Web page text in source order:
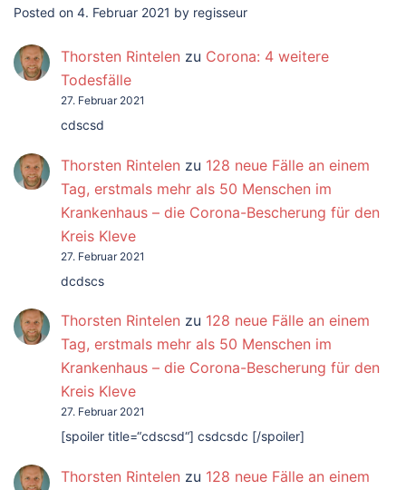
Posted on 4. Februar 2021 by regisseur
Thorsten Rintelen zu Corona: 4 weitere
Todesfälle
27. Februar 2021
cdscsd
Thorsten Rintelen zu 128 neue Fälle an einem
Tag, erstmals mehr als 50 Menschen im
Krankenhaus – die Corona-Bescherung für den
Kreis Kleve
27. Februar 2021
dcdscs
Thorsten Rintelen zu 128 neue Fälle an einem
Tag, erstmals mehr als 50 Menschen im
Krankenhaus – die Corona-Bescherung für den
Kreis Kleve
27. Februar 2021
[spoiler title=“cdscsd“] csdcsdc [/spoiler]
Thorsten Rintelen zu 128 neue Fälle an einem